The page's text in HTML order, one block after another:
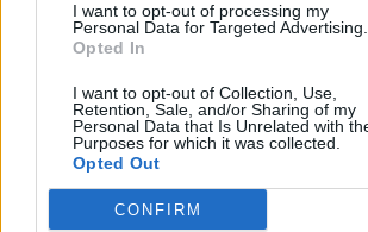
I want to opt-out of processing my
Personal Data for Targeted Advertising.
Opted In
I want to opt-out of Collection, Use,
Retention, Sale, and/or Sharing of my
Personal Data that Is Unrelated with
Purposes for which it was collected.
Opted Out
CONFIRM
Διάβασε περισσότερα
Τρίπολη Δήμος Τρίπολης
Πολιτική